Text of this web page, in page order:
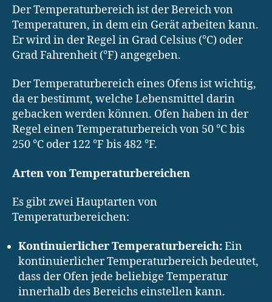
Der Temperaturbereich ist der Bereich von
Temperaturen, in dem ein Gerät arbeiten kann.
Er wird in der Regel in Grad Celsius (°C) oder
Grad Fahrenheit (°F) angegeben.
Der Temperaturbereich eines Ofens ist wichtig,
da er bestimmt, welche Lebensmittel darin
gebacken werden können. Ofen haben in der
Regel einen Temperaturbereich von 50 °C bis
250 °C oder 122 °F bis 482 °F.
Arten von Temperaturbereichen
Es gibt zwei Hauptarten von
Temperaturbereichen:
Kontinuierlicher Temperaturbereich:Ein
kontinuierlicher Temperaturbereich bedeutet,
dass der Ofen jede beliebige Temperatur
innerhalb des Bereichs einstellen kann.